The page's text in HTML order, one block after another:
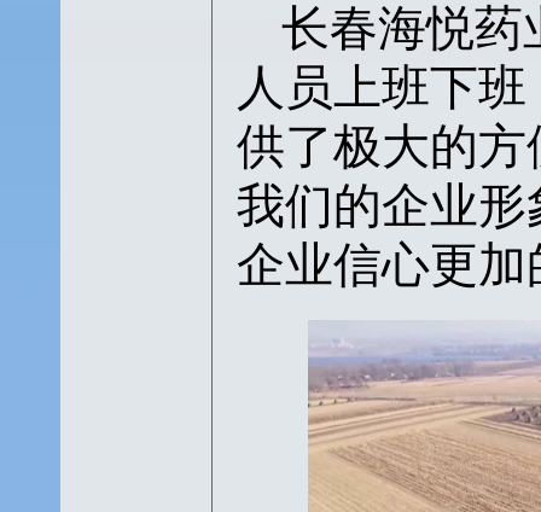
长春海悦药
人员上班下
供了极大的
我们的企业
企业信心更